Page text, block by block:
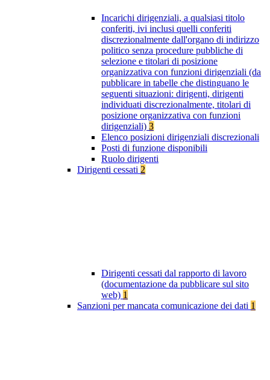
Incarichi dirigenziali, a qualsiasi titolo
conferiti, ivi inclusi quelli conferiti
discrezionalmente dall'organo di indirizzo
politico senza procedure pubbliche di
selezione e titolari di posizione
organizzativa con funzioni dirigenziali (da
pubblicare in tabelle che distinguano le
seguenti situazioni: dirigenti, dirigenti
individuati discrezionalmente, titolari di
posizione organizzativa con funzioni
dirigenziali) 3
Elenco posizioni dirigenziali discrezionali
Posti di funzione disponibili
Ruolo dirigenti
Dirigenti cessati 2
Dirigenti cessati dal rapporto di lavoro
(documentazione da pubblicare sul sito
web) 1
Sanzioni per mancata comunicazione dei dati 1